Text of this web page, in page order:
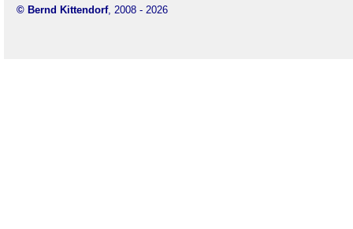
© Bernd Kittendorf, 2008 - 2026